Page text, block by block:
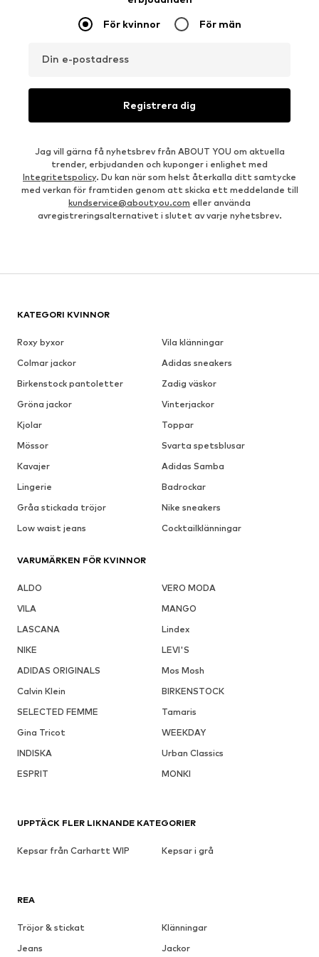
För kvinnor För män
Din e-postadress
Registrera dig
Jag vill gärna få nyhetsbrev från ABOUT YOU om aktuella
trender, erbjudanden och kuponger i enlighet med
Integritetspolicy. Du kan när som helst återkalla ditt samtycke
med verkan för framtiden genom att skicka ett meddelande till
kundservice@aboutyou.com eller använda
avregistreringsalternativet i slutet av varje nyhetsbrev.
KATEGORI KVINNOR
Roxy byxor
Vila klänningar
Colmar jackor
Adidas sneakers
Birkenstock pantoletter
Zadig väskor
Gröna jackor
Vinterjackor
Kjolar
Toppar
Mössor
Svarta spetsblusar
Kavajer
Adidas Samba
Lingerie
Badrockar
Gråa stickada tröjor
Nike sneakers
Low waist jeans
Cocktailklänningar
VARUMÄRKEN FÖR KVINNOR
ALDO
VERO MODA
VILA
MANGO
LASCANA
Lindex
NIKE
LEVI'S
ADIDAS ORIGINALS
Mos Mosh
Calvin Klein
BIRKENSTOCK
SELECTED FEMME
Tamaris
Gina Tricot
WEEKDAY
INDISKA
Urban Classics
ESPRIT
MONKI
REA
Tröjor & stickat
Klänningar
Jeans
Jackor
UPPTÄCK FLER LIKNANDE KATEGORIER
Kepsar från Carhartt WIP Kepsar i grå